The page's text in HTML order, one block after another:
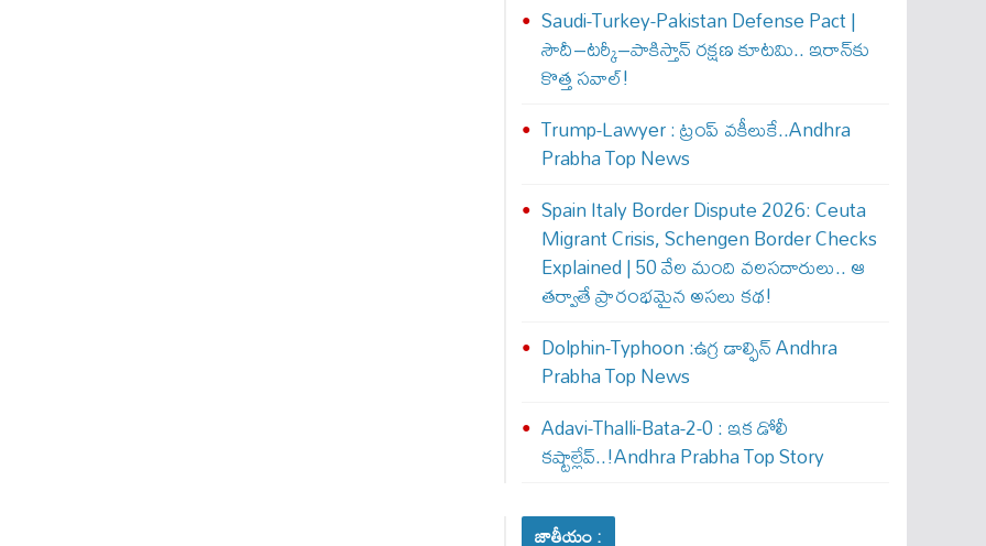
Saudi-Turkey-Pakistan Defense Pact |
సౌదీ–టర్కీ–పాకిస్తాన్ రక్షణ కూటమి.. ఇరాన్‌కు
కొత్త సవాల్!
Trump-Lawyer : ట్రంప్ వ‌కీలుకే..Andhra
Prabha Top News
Spain Italy Border Dispute 2026: Ceuta
Migrant Crisis, Schengen Border Checks
Explained | 50 వేల మంది వలసదారులు.. ఆ
తర్వాతే ప్రారంభ‌మైన అసలు కథ!
Dolphin-Typhoon :ఉగ్ర డాల్ఫిన్ Andhra
Prabha Top News
Adavi-Thalli-Bata-2-0 : ఇక డోలీ
క‌ష్టాల్లేవ్..!Andhra Prabha Top Story
జాతీయం :